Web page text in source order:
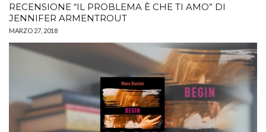
RECENSIONE “IL PROBLEMA È CHE TI AMO” DI
JENNIFER ARMENTROUT
MARZO 27, 2018